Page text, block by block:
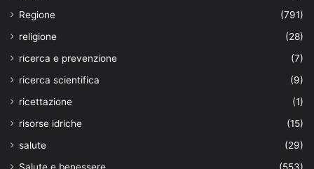
Regione
(791)
religione
(28)
ricerca e prevenzione
(7)
ricerca scientifica
(9)
ricettazione
(1)
risorse idriche
(15)
salute
(29)